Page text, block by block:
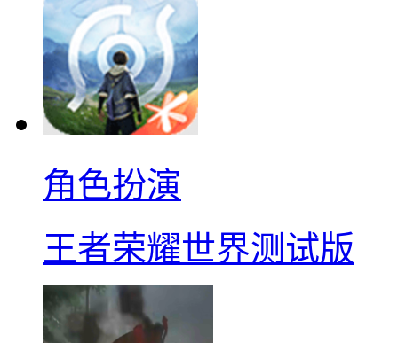
角色扮演
王者荣耀世界测试版